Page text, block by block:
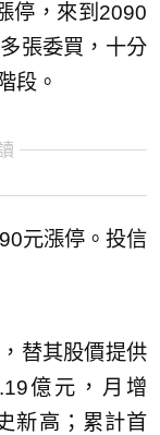
停，來到2090
張委買，十分
段。
元漲停。投信
替其股價提供
億元，月增
新高；累計首